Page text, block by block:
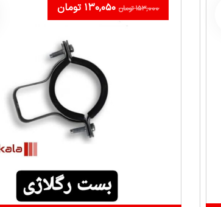
۱۵۳,۰۰۰تومان ۱۳۰,۰۵۰ تومان